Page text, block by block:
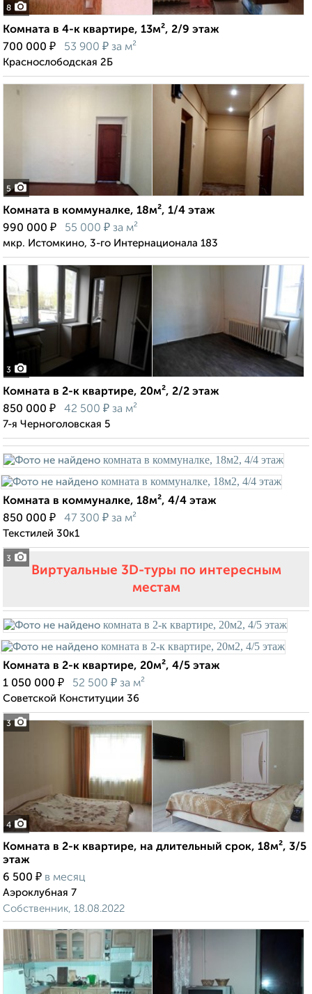
8
Комната в 4-к квартире, 13м², 2/9 этаж
700 000 ₽ 53 900 ₽ за м²
Краснослободская 2Б
5
Комната в коммуналке, 18м², 1/4 этаж
990 000 ₽ 55 000 ₽ за м²
мкр. Истомкино, 3-го Интернационала 183
3
Комната в 2-к квартире, 20м², 2/2 этаж
850 000 ₽ 42 500 ₽ за м²
7-я Черноголовская 5
3
Комната в коммуналке, 18м², 4/4 этаж
850 000 ₽ 47 300 ₽ за м²
Текстилей 30к1
Виртуальные 3D-туры по интересным
местам
3
Комната в 2-к квартире, 20м², 4/5 этаж
1 050 000 ₽ 52 500 ₽ за м²
Советской Конституции 36
4
Комната в 2-к квартире, на длительный срок, 18м², 3/5
этаж
6 500 ₽ в месяц
Аэроклубная 7
Собственник, 18.08.2022